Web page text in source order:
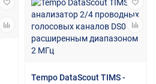
Tempo DataScout TIMS -